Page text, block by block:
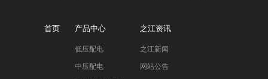
首页 产品中心
低压配电
中压配电
之江资讯
之江新闻
网站公告